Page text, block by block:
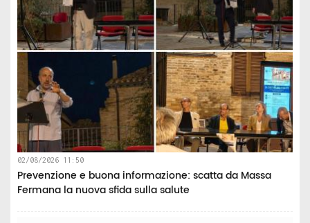
02/08/2026 11:50
Prevenzione e buona informazione: scatta da Massa
Fermana la nuova sfida sulla salute